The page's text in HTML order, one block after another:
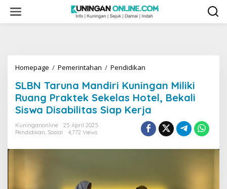
content
Homepage / Pemerintahan / Pendidikan
Mandiri
Kuningan
Miliki
Ruang
Praktek
Sekelas
Bekali
Kerja
SLBN Taruna Mandiri Kuningan Miliki
Ruang Praktek Sekelas Hotel, Bekali
Siswa Disabilitas Siap Kerja
Kuninganonline
25 April 2025
Pendidikan, Sosial 4,772 Views